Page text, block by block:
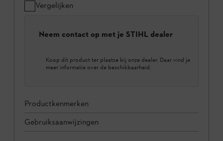
Vergelijken
Neem contact op met je STIHL dealer
Koop dit product ter plaatse bij onze dealer. Daar vind je
meer informatie over de beschikbaarheid.
Productkenmerken
Gebruiksaanwijzingen